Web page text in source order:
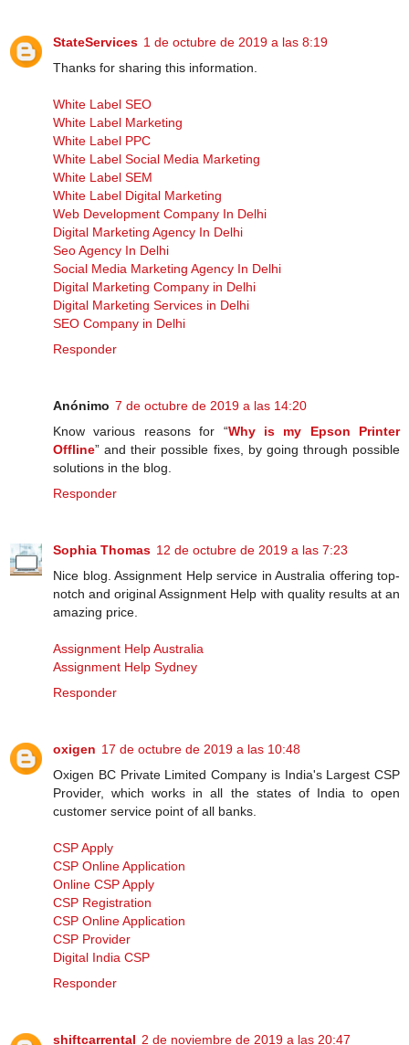
StateServices 1 de octubre de 2019 a las 8:19
Thanks for sharing this information.
White Label SEO
White Label Marketing
White Label PPC
White Label Social Media Marketing
White Label SEM
White Label Digital Marketing
Web Development Company In Delhi
Digital Marketing Agency In Delhi
Seo Agency In Delhi
Social Media Marketing Agency In Delhi
Digital Marketing Company in Delhi
Digital Marketing Services in Delhi
SEO Company in Delhi
Responder
Anónimo 7 de octubre de 2019 a las 14:20
Know various reasons for “Why is my Epson Printer
Offline” and their possible fixes, by going through possible
solutions in the blog.
Responder
Sophia Thomas 12 de octubre de 2019 a las 7:23
Nice blog. Assignment Help service in Australia offering top-
notch and original Assignment Help with quality results at an
amazing price.
Assignment Help Australia
Assignment Help Sydney
Responder
oxigen 17 de octubre de 2019 a las 10:48
Oxigen BC Private Limited Company is India's Largest CSP
Provider, which works in all the states of India to open
customer service point of all banks.
CSP Apply
CSP Online Application
Online CSP Apply
CSP Registration
CSP Online Application
CSP Provider
Digital India CSP
Responder
shiftcarrental 2 de noviembre de 2019 a las 20:47